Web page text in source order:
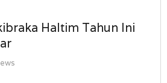
Tahun
Ini
Haltim Tahun Ini